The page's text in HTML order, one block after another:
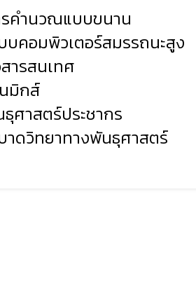
คำนวณแบบขนาน
บคอมพิวเตอร์สมรรถนะสูง
ารสนเทศ
มิกส์
ศาสตร์ประชากร
าดวิทยาทางพันธุศาสตร์